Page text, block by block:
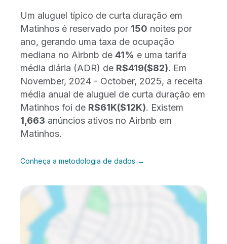
Um aluguel típico de curta duração em
Matinhos é reservado por 150 noites por
ano, gerando uma taxa de ocupação
mediana no Airbnb de 41% e uma tarifa
média diária (ADR) de R$419($82). Em
November, 2024 - October, 2025, a receita
média anual de aluguel de curta duração em
Matinhos foi de R$61K($12K). Existem
1,663 anúncios ativos no Airbnb em
Matinhos.
Conheça a metodologia de dados →